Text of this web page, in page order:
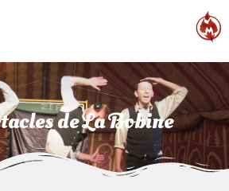
de La Bobine